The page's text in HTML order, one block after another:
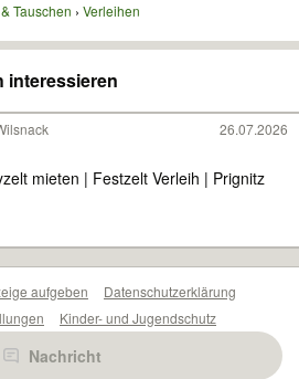
Tauschen Verleihen
interessieren
26.07.2026
mieten | Festzelt Verleih | Prignitz
Nachricht
aufgeben
Datenschutzerklärung
Kinder- und Jugendschutz